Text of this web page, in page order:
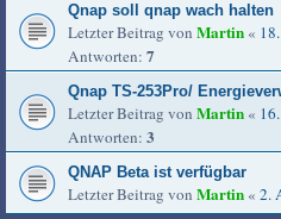
Qnap soll qnap wach halten
Letzter Beitrag von Martin «
Antworten: 7
Qnap TS-253Pro/
Letzter Beitrag von Martin «
Antworten: 3
QNAP Beta ist verfügbar
Letzter Beitrag von Martin « 2.